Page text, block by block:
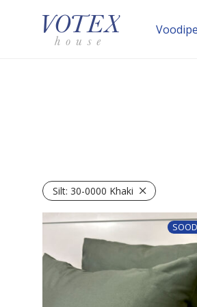
Silt: 30-0000 Khaki